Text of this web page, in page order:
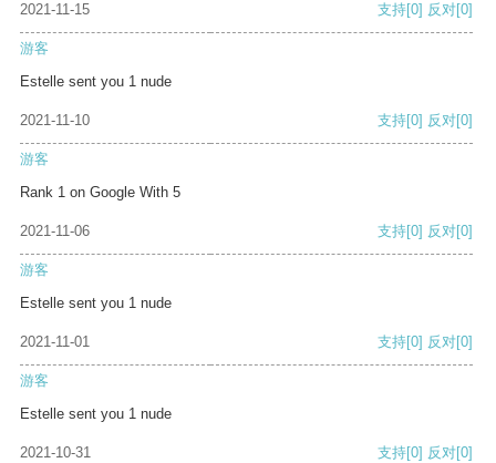
2021-11-15 支持[0] 反对[0]
游客
Estelle sent you 1 nude
2021-11-10 支持[0] 反对[0]
游客
Rank 1 on Google With 5
2021-11-06 支持[0] 反对[0]
游客
Estelle sent you 1 nude
2021-11-01 支持[0] 反对[0]
游客
Estelle sent you 1 nude
2021-10-31 支持[0] 反对[0]